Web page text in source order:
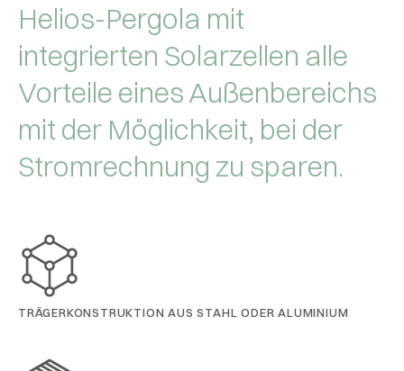
Helios-Pergola mit
integrierten Solarzellen alle
Vorteile eines Außenbereichs
mit der Möglichkeit, bei der
Stromrechnung zu sparen.
TRÄGERKONSTRUKTION AUS STAHL ODER ALUMINIUM